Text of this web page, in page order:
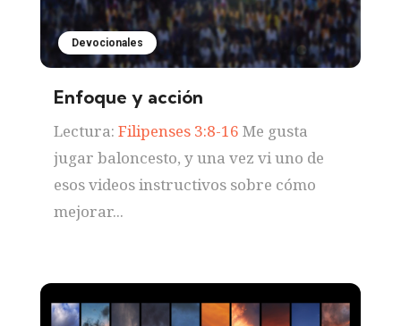
Devocionales
Enfoque y acción
Lectura: Filipenses 3:8-16 Me gusta
jugar baloncesto, y una vez vi uno de
esos videos instructivos sobre cómo
mejorar...